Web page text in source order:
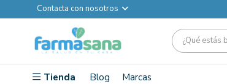
Contacta con nosotros
Tienda Blog Marcas